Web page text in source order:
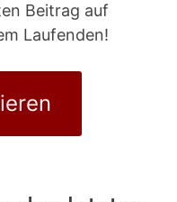
Beitrag auf
Laufenden!